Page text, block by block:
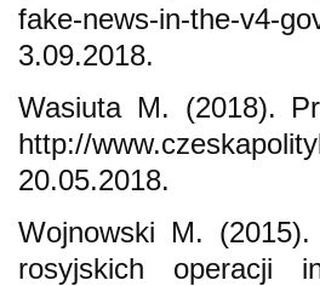
fake-news-in-the-v4-
3.09.2018.
Wasiuta M. (2018).
http://
20.05.2018.
Wojnowski M. (2015).
rosyjskich operacji